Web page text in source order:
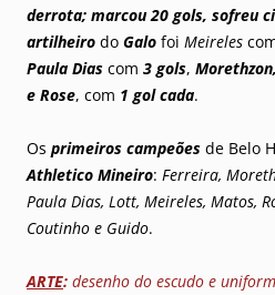
derrota; marcou 20 gols, sofreu
artilheiro do Galo foi Meireles
Paula Dias com 3 gols,
e Rose, com 1 gol cada.
Os primeiros campeões de Belo
Athletico Mineiro: Ferreira,
Paula Dias, Lott, Meireles, Matos,
Coutinho e Guido.
ARTE: desenho do escudo e